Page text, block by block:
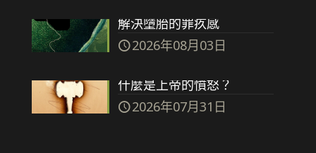
解決墮胎的罪疚感
2026年08月03日
什麼是上帝的憤怒？
2026年07月31日